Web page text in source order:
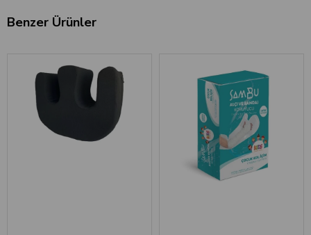
Benzer Ürünler